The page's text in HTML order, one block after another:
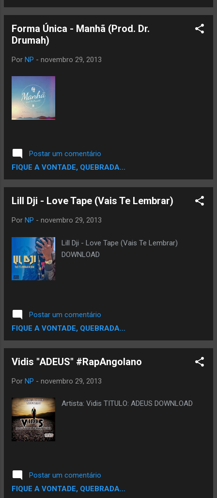
Forma Única - Manhã (Prod. Dr.
Drumah)
Por NP - novembro 29, 2013
Postar um comentário
FIQUE A VONTADE, QUEBRADA...
Lill Dji - Love Tape (Vais Te Lembrar)
Por NP - novembro 29, 2013
Lill Dji - Love Tape (Vais Te Lembrar)
DOWNLOAD
Postar um comentário
FIQUE A VONTADE, QUEBRADA...
Vidis "ADEUS" #RapAngolano
Por NP - novembro 29, 2013
Artista: Vidis TITULO: ADEUS DOWNLOAD
Postar um comentário
FIQUE A VONTADE, QUEBRADA...